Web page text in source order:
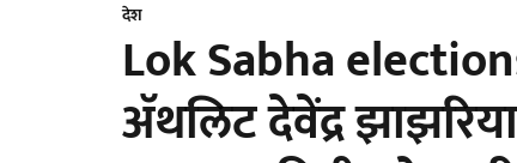
देश
Lok Sabha
अ‍ॅथलिट देवेंद्र